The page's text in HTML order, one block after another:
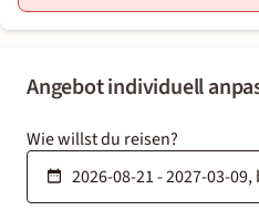
Angebot individuell
Wie willst du reisen?